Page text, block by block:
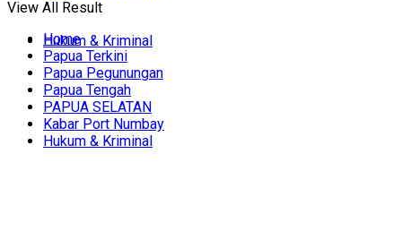
Hukum & Kriminal
View All Result
Home
Papua Terkini
Papua Pegunungan
Papua Tengah
PAPUA SELATAN
Kabar Port Numbay
Hukum & Kriminal